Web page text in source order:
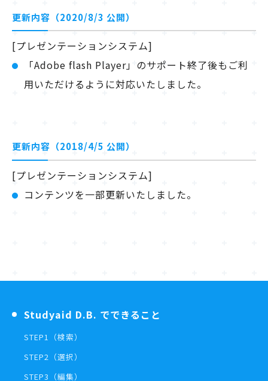
更新内容（2020/8/3 公開）
[プレゼンテーションシステム]
「Adobe flash Player」のサポート終了後もご利
用いただけるように対応いたしました。
更新内容（2018/4/5 公開）
[プレゼンテーションシステム]
コンテンツを一部更新いたしました。
Studyaid D.B. でできること
STEP1（検索）
STEP2（選択）
STEP3（編集）